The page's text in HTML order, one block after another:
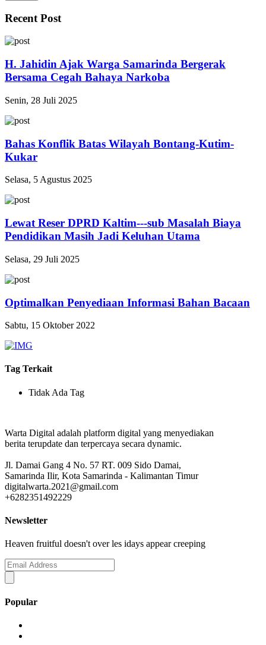
Recent Post
H. Jahidin Ajak Warga Samarinda Bergerak
Bersama Cegah Bahaya Narkoba
Senin, 28 Juli 2025
Bahas Konflik Batas Wilayah Bontang-Kutim-
Kukar
Selasa, 5 Agustus 2025
Lewat Reser DPRD Kaltim---sub Masalah Biaya
Pendidikan Masih Jadi Keluhan Utama
Selasa, 29 Juli 2025
Optimalkan Penyediaan Informasi Bahan Bacaan
Sabtu, 15 Oktober 2022
Tag Terkait
Tidak Ada Tag
Warta Digital adalah platform digital yang menyediakan
berita terupdate dan terpercaya secara dynamic.
Jl. Damai Gang 4 No. 57 RT. 009 Sido Damai,
Samarinda Ilir, Kota Samarinda - Kalimantan Timur
digitalwarta.2021@gmail.com
+6282351492229
Newsletter
Heaven fruitful doesn't over les idays appear creeping
Popular